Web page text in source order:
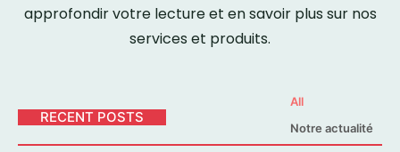
approfondir votre lecture et en savoir plus sur nos
services et produits.
RECENT POSTS
All
Notre actualité